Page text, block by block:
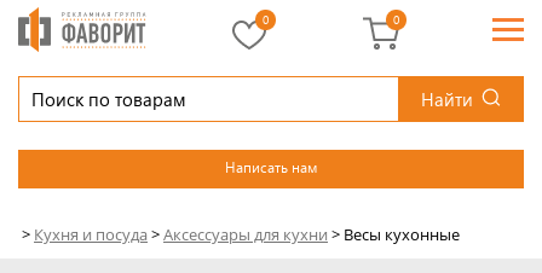
Найти
Написать нам
0 0
> Кухня и посуда>Аксессуары для кухни > Весы кухонные